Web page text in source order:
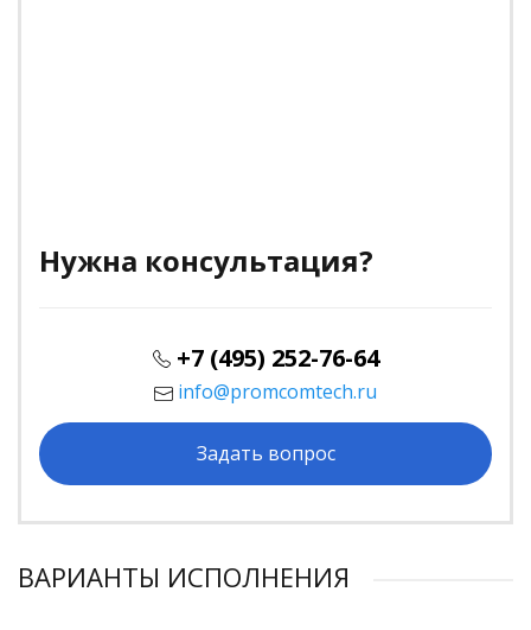
Нужна консультация?
+7 (495) 252-76-64
info@promcomtech.ru
Задать вопрос
ВАРИАНТЫ ИСПОЛНЕНИЯ